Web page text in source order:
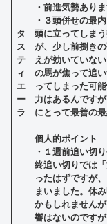
タ
ス
テ
ィ
エ
ー
ラ
・前進気勢あり
・３頭併せの最
頭に立ってしま
が、少し前捌き
えが効いていな
の馬が焦って追
ってしまった可
力はあるんです
にとって最善の
個人的ポイント
・１週前追い切
終追い切りでは
ったはずですが
まいました。休
かもしれません
響はないのです